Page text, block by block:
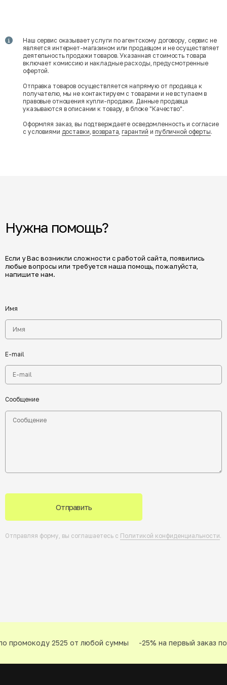
Наш сервис оказывает услуги по агентскому договору, сервис не
является интернет-магазином или продавцом и не осуществляет
деятельность продажи товаров. Указанная стоимость товара
включает комиссию и накладные расходы, предусмотренные
офертой.
Отправка товаров осуществляется напрямую от продавца к
получателю, мы не контактируем с товарами и не вступаем в
правовые отношения купли-продажи. Данные продавца
указываются в описании к товару, в блоке "Качество".
Оформляя заказ, вы подтверждаете осведомленность и согласие
с условиями доставки,возврата,гарантий и публичной оферты.
Нужна помощь?
Если у Вас возникли сложности с работой сайта, появились
любые вопросы или требуется наша помощь, пожалуйста,
напишите нам.
Имя
E-mail
Сообщение
Отправить
Отправляя форму, вы соглашаетесь с Политикой конфиденциальности.
промокоду 2525 от любой суммы -25% на первый заказ